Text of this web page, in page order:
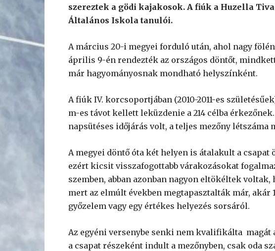
szereztek a gödi kajakosok. A fiúk a Huzella
Általános Iskola tanulói.
A március 20-i megyei forduló után, ahol nagy
április 9-én rendezték az országos döntőt,
már hagyományosnak mondható helyszínként.
A fiúk IV. korcsoportjában (2010-2011-es
m-es távot kellett leküzdenie a 214 célba
napsütéses időjárás volt, a teljes mezőny létszáma
A megyei döntő óta két helyen is átalakult a
ezért kicsit visszafogottabb várakozásokat
szemben, abban azonban nagyon eltökéltek
mert az elmúlt években megtapasztalták már, akár
győzelem vagy egy értékes helyezés sorsáról.
Az egyéni versenybe senki nem kvalifikálta
a csapat részeként indult a mezőnyben, csak oda